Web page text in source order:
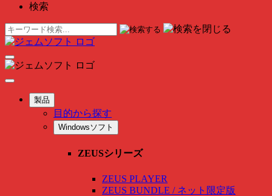
検索
製品
目的から探す
Windowsソフト
ZEUSシリーズ
ZEUS PLAYER
ZEUS BUNDLE / ネット限定版